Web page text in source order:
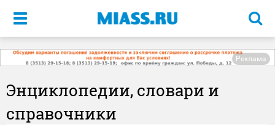
Меню
Реклама
Энциклопедии, словари и
справочники